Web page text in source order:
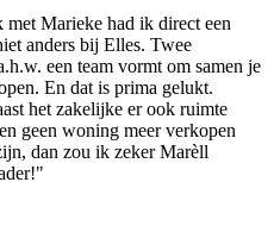
Marieke had ik direct een
anders bij Elles. Twee
een team vormt om samen je
En dat is prima gelukt.
het zakelijke er ook ruimte
geen woning meer verkopen
dan zou ik zeker Marèll